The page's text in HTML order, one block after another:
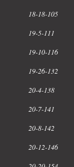
18-18-105
19-5-111
19-10-116
19-26-132
20-4-138
20-7-141
20-8-142
20-12-146